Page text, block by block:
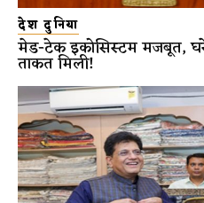
देश दुनिया
मेड-टेक इकोसिस्टम मजबूत,
ताकत मिली!